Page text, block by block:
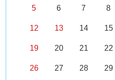
5 6 7 8
12 13 14 15
19 20 21 22
26 27 28 29